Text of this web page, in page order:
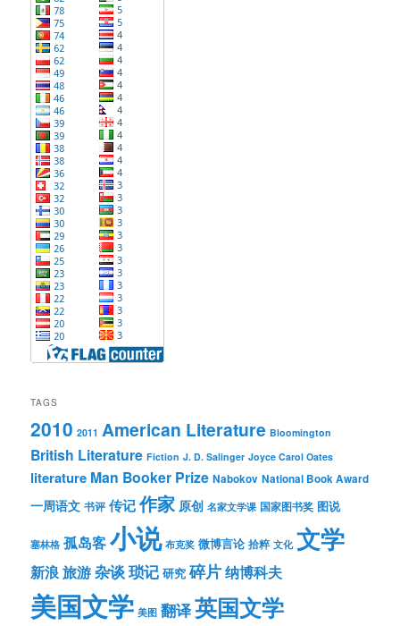
TAGS
2010 2011 American Literature Bloomington
British Literature Fiction J. D. Salinger Joyce Carol Oates
literature Man Booker Prize Nabokov National Book Award
一周语文 书评 传记作家 原创 名家文学课 国家图书奖 图说
塞林格 孤岛客小说 布克奖 微博言论 拾粹 文化 文学
新浪旅游杂谈琐记 研究 碎片纳博科夫
美国文学 美图 翻译英国文学